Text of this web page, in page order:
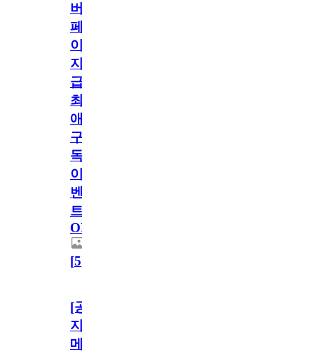
버
페
이
지
급!
최
애
구
독
이
벤
트
OPEN!
[5]
[공
지]
메